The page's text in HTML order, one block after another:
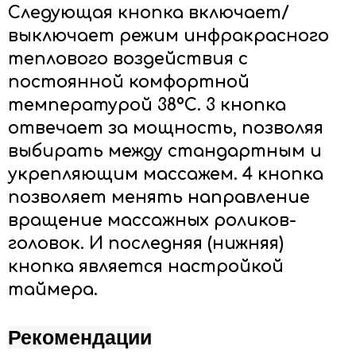
Следующая кнопка включает/
выключает режим инфракрасного
теплового воздействия с
постоянной комфортной
температурой 38ºС. 3 кнопка
отвечает за мощность, позволяя
выбирать между стандартным и
укрепляющим массажем. 4 кнопка
позволяет менять направление
вращение массажных роликов-
головок. И последняя (нижняя)
кнопка является настройкой
таймера.
Рекомендации